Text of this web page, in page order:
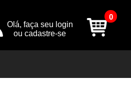
Olá, faça seu login
ou cadastre-se
0